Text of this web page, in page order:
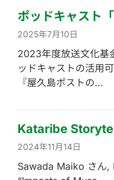
ポッドキャスト
2025年7月10日
2023年度放送文化基
ッドキャストの活用
『屋久島ポストの…
Kataribe
2024年11月14日
Sawada Maiko さん,